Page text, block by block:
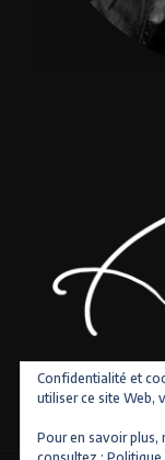
Confidentialité et
utiliser ce site Web,
Pour en savoir plus,